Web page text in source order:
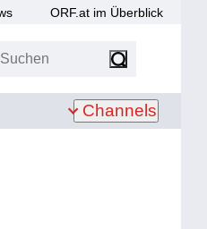
ORF.at im Überblick
Suchen
Channels